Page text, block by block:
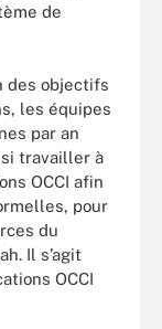
de
des objectifs
les équipes
par an
travailler à
OCCI afin
pour
du
Il s’agit
OCCI